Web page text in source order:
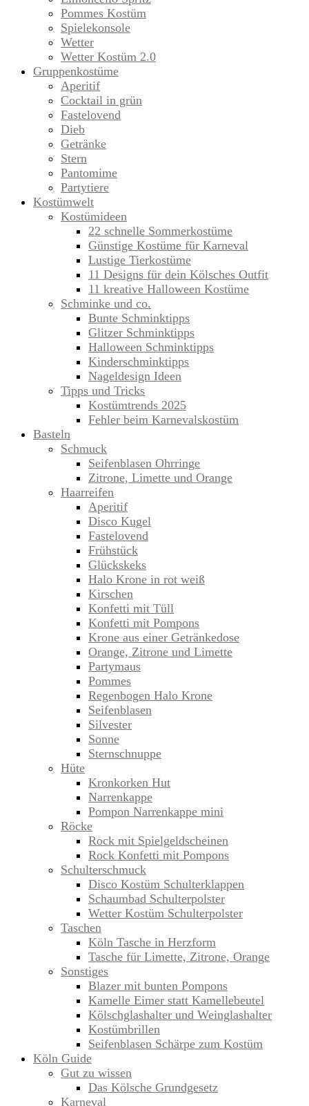
Pommes Kostüm
Spielekonsole
Wetter
Wetter Kostüm 2.0
Gruppenkostüme
Aperitif
Cocktail in grün
Fastelovend
Dieb
Getränke
Stern
Pantomime
Partytiere
Kostümwelt
Kostümideen
22 schnelle Sommerkostüme
Günstige Kostüme für Karneval
Lustige Tierkostüme
11 Designs für dein Kölsches Outfit
11 kreative Halloween Kostüme
Schminke und co.
Bunte Schminktipps
Glitzer Schminktipps
Halloween Schminktipps
Kinderschminktipps
Nageldesign Ideen
Tipps und Tricks
Kostümtrends 2025
Fehler beim Karnevalskostüm
Basteln
Schmuck
Seifenblasen Ohrringe
Zitrone, Limette und Orange
Haarreifen
Aperitif
Disco Kugel
Fastelovend
Frühstück
Glückskeks
Halo Krone in rot weiß
Kirschen
Konfetti mit Tüll
Konfetti mit Pompons
Krone aus einer Getränkedose
Orange, Zitrone und Limette
Partymaus
Pommes
Regenbogen Halo Krone
Seifenblasen
Silvester
Sonne
Sternschnuppe
Hüte
Kronkorken Hut
Narrenkappe
Pompon Narrenkappe mini
Röcke
Rock mit Spielgeldscheinen
Rock Konfetti mit Pompons
Schulterschmuck
Disco Kostüm Schulterklappen
Schaumbad Schulterpolster
Wetter Kostüm Schulterpolster
Taschen
Köln Tasche in Herzform
Tasche für Limette, Zitrone, Orange
Sonstiges
Blazer mit bunten Pompons
Kamelle Eimer statt Kamellebeutel
Kölschglashalter und Weinglashalter
Kostümbrillen
Seifenblasen Schärpe zum Kostüm
Köln Guide
Gut zu wissen
Das Kölsche Grundgesetz
Karneval